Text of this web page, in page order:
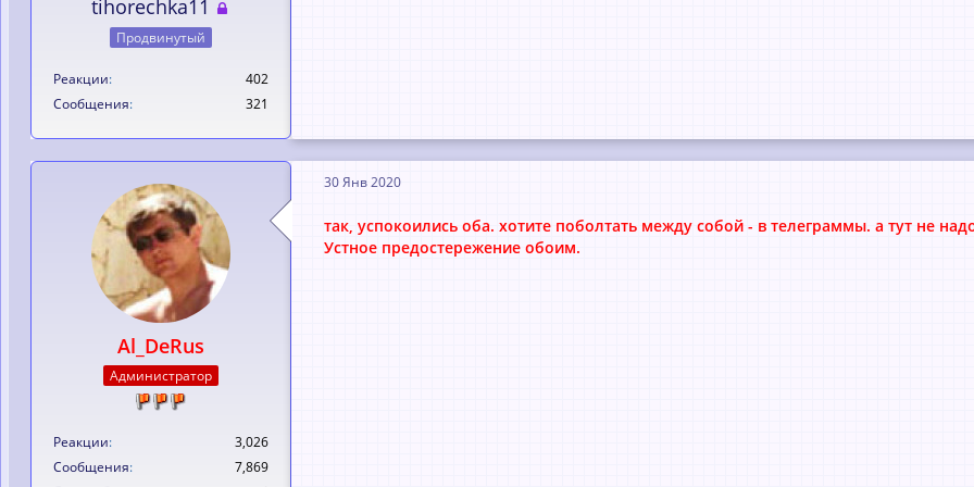
tihorechka11
Продвинутый
Реакции
402
Сообщения
321
Al_DeRus
Администратор
Реакции
3,026
Сообщения
7,869
30 Янв 2020
так, успокоились оба. хотите поболтать между собой - в телеграммы. а тут не
Устное предостережение обоим.